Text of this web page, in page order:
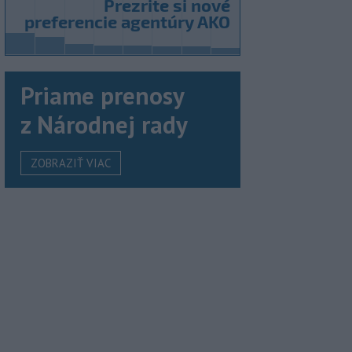
Priame prenosy
z Národnej rady
ZOBRAZIŤ VIAC